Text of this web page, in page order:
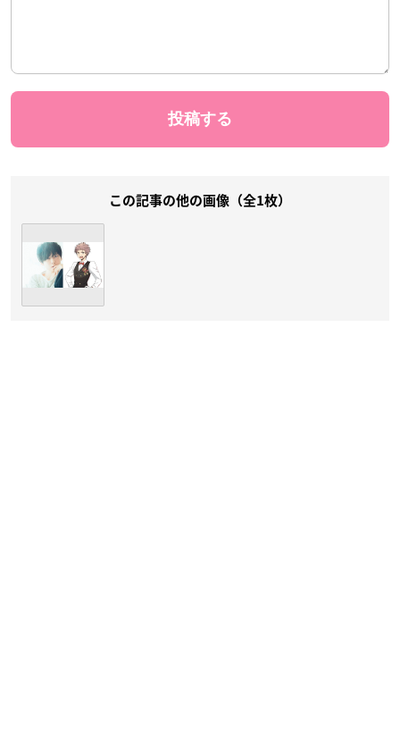
この記事の他の画像（全1枚）